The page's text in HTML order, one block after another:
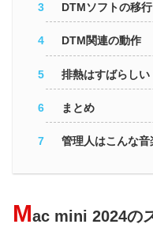
DTMソフトの移行
DTM関連の動作
排熱はすばらしい
まとめ
管理人はこんな
Mac mini 2024の